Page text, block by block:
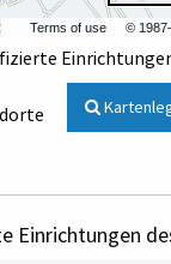
Terms of use ©
Einrichtungen